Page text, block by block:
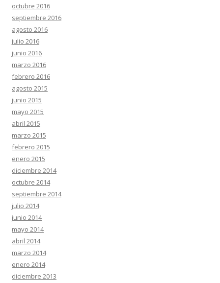
octubre 2016
septiembre 2016
agosto 2016
julio 2016
junio 2016
marzo 2016
febrero 2016
agosto 2015
junio 2015
mayo 2015
abril 2015
marzo 2015
febrero 2015
enero 2015
diciembre 2014
octubre 2014
septiembre 2014
julio 2014
junio 2014
mayo 2014
abril 2014
marzo 2014
enero 2014
diciembre 2013